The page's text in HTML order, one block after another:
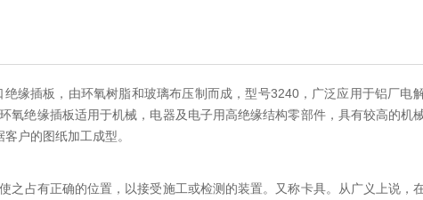
绝缘插板，由环氧树脂和玻璃布压制而成，型号3240，广泛应用于铝厂电
氧绝缘插板适用于机械，电器及电子用高绝缘结构零部件，具有较高的机
户的图纸加工成型。
之占有正确的位置，以接受施工或检测的装置。又称卡具。从广义上说，